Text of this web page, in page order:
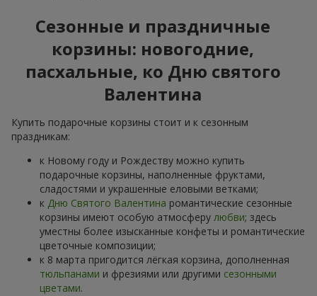
Сезонные и праздничные
корзины: новогодние,
пасхальные, ко Дню святого
Валентина
Купить подарочные корзины стоит и к сезонным
праздникам:
к Новому году и Рождеству можно купить
подарочные корзины, наполненные фруктами,
сладостями и украшенные еловыми ветками;
к Дню Святого Валентина романтические сезонные
корзины имеют особую атмосферу любви; здесь
уместны более изысканные конфеты и романтические
цветочные композиции;
к 8 марта пригодится лёгкая корзина, дополненная
тюльпанами и фрезиями или другими сезонными
цветами.